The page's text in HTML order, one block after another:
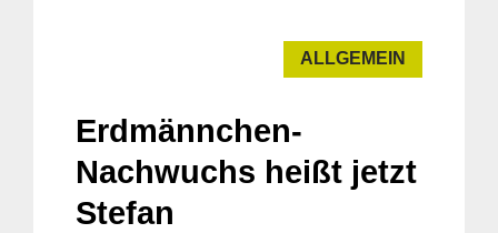
ALLGEMEIN
Erdmännchen-
Nachwuchs heißt jetzt
Stefan